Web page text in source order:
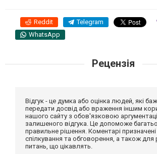
Reddit Telegram
WhatsApp
Рецензія
Відгук - це думка або оцінка людей, які
передати досвід або враження іншим
нашого сайту з обов'язковою
залишеного відгука. Це допоможе
правильне рішення. Коментарі
спілкування та обговорення, а також для
питань, що цікавлять.